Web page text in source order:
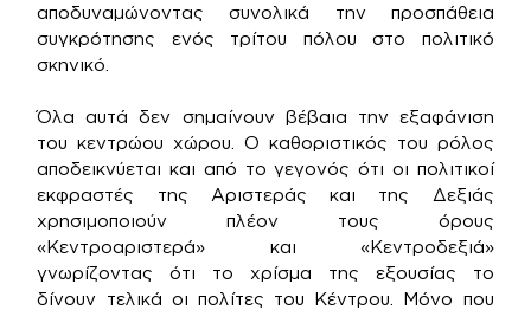
αποδυναμώνοντας συνολικά την προσπάθεια
συγκρότησης ενός τρίτου πόλου στο πολιτικό
σκηνικό.
Όλα αυτά δεν σημαίνουν βέβαια την εξαφάνιση
του κεντρώου χώρου. Ο καθοριστικός του ρόλος
αποδεικνύεται και από το γεγονός ότι οι πολιτικοί
εκφραστές της Αριστεράς και της Δεξιάς
χρησιμοποιούν πλέον τους όρους
«Κεντροαριστερά» και «Κεντροδεξιά»
γνωρίζοντας ότι το χρίσμα της εξουσίας το
δίνουν τελικά οι πολίτες του Κέντρου. Μόνο που